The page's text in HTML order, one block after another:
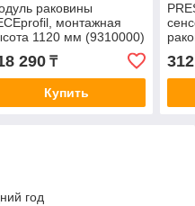
раковины
монтажная
1120 мм (9310000)
290₸
Купить
год